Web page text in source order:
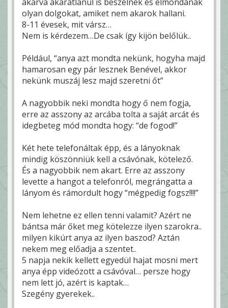
olyan dolgokat, amiket nem akarok hallani.
8-11 évesek, mit vársz…
Nem is kérdezem…De csak így kijön belőlük..
Például, “anya azt mondta nekünk, hogyha majd
hamarosan egy pár lesznek Benével, akkor
nekünk muszáj lesz majd szeretni őt”
A nagyobbik neki mondta hogy ő nem fogja,
erre az asszony az arcába tolta a saját arcát és
idegbeteg mód mondta hogy: “de fogod!”
Két hete telefonáltak épp, és a lányoknak
mindig köszönniük kell a csávónak, kötelező.
És a nagyobbik nem akart. Erre az asszony
levette a hangot a telefonról, megrángatta a
lányom és rámordult hogy “mégpedig fogsz!!!!”
Nem lehetne ez ellen tenni valamit? Azért ne
bántsa már őket meg kötelezze ilyen szarokra..
milyen kikúrt anya az ilyen baszod? Aztán
nekem meg előadja a szentet..
5 napja nekik kellett egyedül hajat mosni mert
anya épp videózott a csávóval… persze hogy
nem lett jó, azért is kaptak…
Szegény gyerekek..